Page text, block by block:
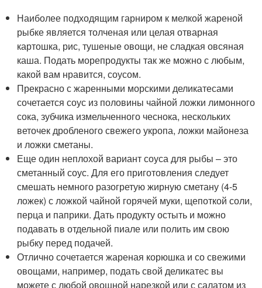
Наиболее подходящим гарниром к мелкой жареной
рыбке является толченая или целая отварная
картошка, рис, тушеные овощи, не сладкая овсяная
каша. Подать морепродукты так же можно с любым,
какой вам нравится, соусом.
Прекрасно с жаренными морскими деликатесами
сочетается соус из половины чайной ложки лимонного
сока, зубчика измельченного чеснока, нескольких
веточек дробленого свежего укропа, ложки майонеза
и ложки сметаны.
Еще один неплохой вариант соуса для рыбы – это
сметанный соус. Для его приготовления следует
смешать немного разогретую жирную сметану (4-5
ложек) с ложкой чайной горячей муки, щепоткой соли,
перца и паприки. Дать продукту остыть и можно
подавать в отдельной пиале или полить им свою
рыбку перед подачей.
Отлично сочетается жареная корюшка и со свежими
овощами, например, подать свой деликатес вы
можете с любой овощной нарезкой или с салатом из